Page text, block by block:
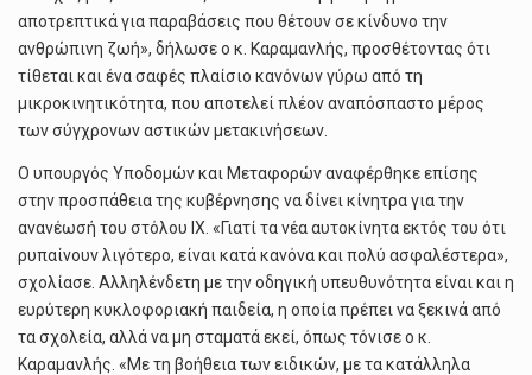
αποτρεπτικά για παραβάσεις που θέτουν σε κίνδυνο την
ανθρώπινη ζωή», δήλωσε ο κ. Καραμανλής, προσθέτοντας ότι
τίθεται και ένα σαφές πλαίσιο κανόνων γύρω από τη
μικροκινητικότητα, που αποτελεί πλέον αναπόσπαστο μέρος
των σύγχρονων αστικών μετακινήσεων.
Ο υπουργός Υποδομών και Μεταφορών αναφέρθηκε επίσης
στην προσπάθεια της κυβέρνησης να δίνει κίνητρα για την
ανανέωσή του στόλου ΙΧ. «Γιατί τα νέα αυτοκίνητα εκτός του ότι
ρυπαίνουν λιγότερο, είναι κατά κανόνα και πολύ ασφαλέστερα»,
σχολίασε. Αλληλένδετη με την οδηγική υπευθυνότητα είναι και η
ευρύτερη κυκλοφοριακή παιδεία, η οποία πρέπει να ξεκινά από
τα σχολεία, αλλά να μη σταματά εκεί, όπως τόνισε ο κ.
Καραμανλής. «Με τη βοήθεια των ειδικών, με τα κατάλληλα